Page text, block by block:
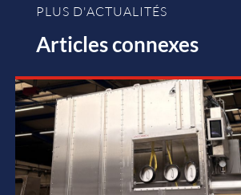
PLUS D'ACTUALITÉS
Articles connexes